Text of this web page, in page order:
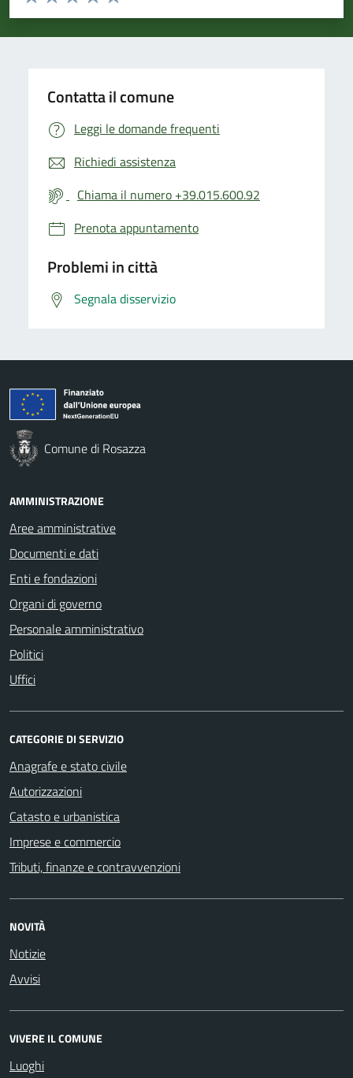
Valuta 5 stelle su 5
Valuta 4 stelle su 5
Valuta 3 stelle su 5
Valuta 2 stelle su 5
Valuta 1 stelle su 5
Contatta il comune
Leggi le domande frequenti
Richiedi assistenza
Chiama il numero +39.015.600.92
Prenota appuntamento
Problemi in città
Segnala disservizio
Comune di Rosazza
AMMINISTRAZIONE
Aree amministrative
Documenti e dati
Enti e fondazioni
Organi di governo
Personale amministrativo
Politici
Uffici
CATEGORIE DI SERVIZIO
Anagrafe e stato civile
Autorizzazioni
Catasto e urbanistica
Imprese e commercio
Tributi, finanze e contravvenzioni
NOVITÀ
Notizie
Avvisi
VIVERE IL COMUNE
Luoghi